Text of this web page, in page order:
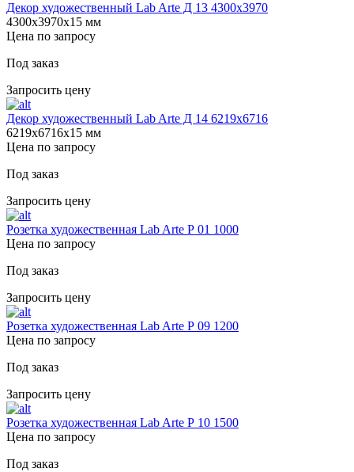
Декор художественный Lab Arte Д 13 4300х3970
4300х3970х15 мм
Цена по запросу
Под заказ
Запросить цену
Декор художественный Lab Arte Д 14 6219х6716
6219х6716х15 мм
Цена по запросу
Под заказ
Запросить цену
Розетка художественная Lab Arte Р 01 1000
Цена по запросу
Под заказ
Запросить цену
Розетка художественная Lab Arte Р 09 1200
Цена по запросу
Под заказ
Запросить цену
Розетка художественная Lab Arte Р 10 1500
Цена по запросу
Под заказ